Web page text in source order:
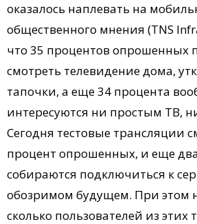
оказалось наплевать на
общественного мнения (TNS
что 35 процентов опрошенных
смотреть телевидение дома,
тапочки, а еще 34 процента
интересуются ни простым ТВ,
Сегодня тестовые трансляции
процент опрошенных, и еще
собираются подключиться к
обозримом будущем. При этом
сколько пользователей из этих